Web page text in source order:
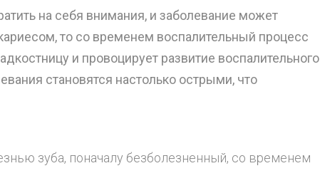
на себя внимания, и заболевание может
то со временем воспалительный процесс
и провоцирует развитие воспалительного
становятся настолько острыми, что
зуба, поначалу безболезненный, со временем